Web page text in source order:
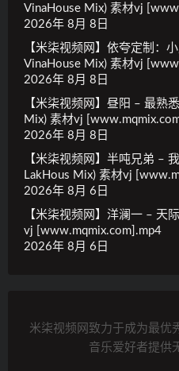
VinaHouse Mix) 素材vj
2026年 8月 8日
【米柒视频网】依夸定制：
VinaHouse Mix) 素材vj
2026年 8月 8日
【米柒视频网】昼阳 – 最熟
Mix) 素材vj
2026年 8月 8日
【米柒视频网】半吨兄弟 –
LakHous Mix) 素材vj
2026年 8月 6日
【米柒视频网】洋澜一 – 天
vj [www.mqmix.com].mp4
2026年 8月 6日
米柒视频网致力于成为最优
音乐爱好者提供